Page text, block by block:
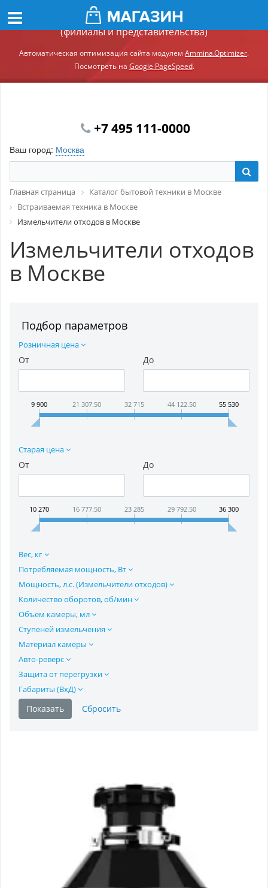
Демонстрационный сайт модуля Ammina.Регионы
(филиалы и представительства)
Автоматическая оптимизация сайта модулем Ammina.Optimizer.
Посмотреть на Google PageSpeed.
+7 495 111-0000
Ваш город: Москва
Главная страница
Каталог бытовой техники в Москве
Встраиваемая техника в Москве
Измельчители отходов в Москве
Измельчители отходов
в Москве
Подбор параметров
Розничная цена
От До
9 900 21 307.50 32 715 44 122.50 55 530
Старая цена
От До
10 270 16 777.50 23 285 29 792.50 36 300
Вес, кг
Потребляемая мощность, Вт
Мощность, л.с. (Измельчители отходов)
Количество оборотов, об/мин
Объем камеры, мл
Ступеней измельчения
Материал камеры
Авто-реверс
Защита от перегрузки
Габариты (ВхД)